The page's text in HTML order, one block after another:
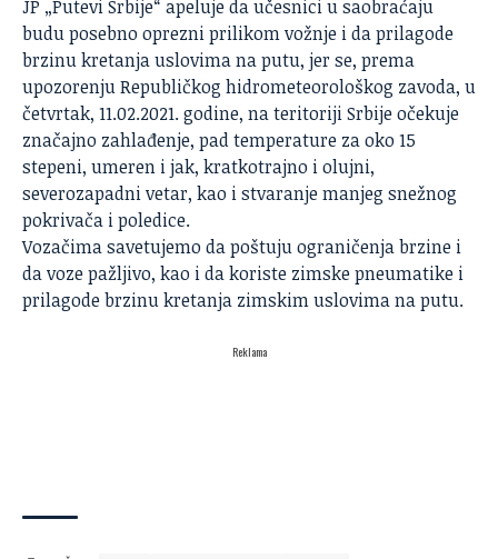
JP „Putevi Srbije“ apeluje da učesnici u saobraćaju
budu posebno oprezni prilikom vožnje i da prilagode
brzinu kretanja uslovima na putu, jer se, prema
upozorenjuRepubličkog hidrometeorološkog zavoda, u
četvrtak, 11.02.2021. godine, na teritoriji Srbije očekuje
značajno zahlađenje, pad temperature za oko 15
stepeni, umeren i jak, kratkotrajno i olujni,
severozapadni vetar, kao i stvaranje manjeg snežnog
pokrivača i poledice.
Vozačima savetujemo da poštuju ograničenja brzine i
da voze pažljivo, kao i da koriste zimske pneumatike i
prilagode brzinu kretanja zimskim uslovima na putu.
Reklama